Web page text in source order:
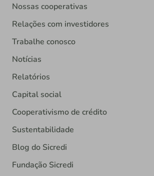
Nossas cooperativas
Relações com investidores
Trabalhe conosco
Notícias
Relatórios
Capital social
Cooperativismo de crédito
Sustentabilidade
Blog do Sicredi
Fundação Sicredi